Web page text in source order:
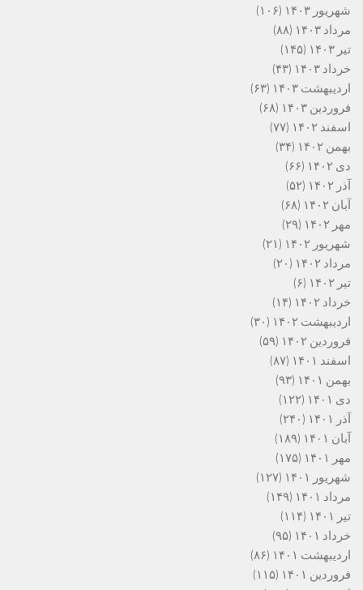
شهریور ۱۴۰۳
(۱۰۶)
مرداد ۱۴۰۳
(۸۸)
تیر ۱۴۰۳
(۱۴۵)
خرداد ۱۴۰۳
(۴۳)
اردیبهشت ۱۴۰۳
(۶۳)
فروردین ۱۴۰۳
(۶۸)
اسفند ۱۴۰۲
(۷۷)
بهمن ۱۴۰۲
(۳۴)
دی ۱۴۰۲
(۶۶)
آذر ۱۴۰۲
(۵۲)
آبان ۱۴۰۲
(۶۸)
مهر ۱۴۰۲
(۲۹)
شهریور ۱۴۰۲
(۲۱)
مرداد ۱۴۰۲
(۲۰)
تیر ۱۴۰۲
(۶)
خرداد ۱۴۰۲
(۱۴)
اردیبهشت ۱۴۰۲
(۳۰)
فروردین ۱۴۰۲
(۵۹)
اسفند ۱۴۰۱
(۸۷)
بهمن ۱۴۰۱
(۹۳)
دی ۱۴۰۱
(۱۲۲)
آذر ۱۴۰۱
(۲۴۰)
آبان ۱۴۰۱
(۱۸۹)
مهر ۱۴۰۱
(۱۷۵)
شهریور ۱۴۰۱
(۱۲۷)
مرداد ۱۴۰۱
(۱۴۹)
تیر ۱۴۰۱
(۱۱۴)
خرداد ۱۴۰۱
(۹۵)
اردیبهشت ۱۴۰۱
(۸۶)
فروردین ۱۴۰۱
(۱۱۵)